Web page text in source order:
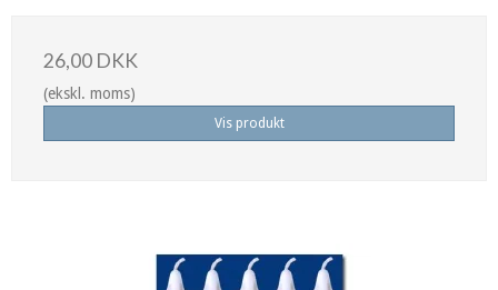
26,00 DKK
(ekskl. moms)
Vis produkt